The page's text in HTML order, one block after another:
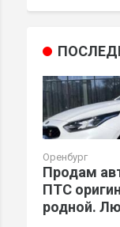
Оренбург
Продам
ПТС
родной.